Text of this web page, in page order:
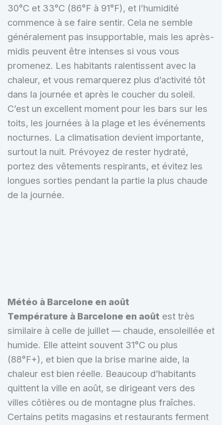
30°C et 33°C (86°F à 91°F), et l’humidité
commence à se faire sentir. Cela ne semble
généralement pas insupportable, mais les après-
midis peuvent être intenses si vous vous
promenez. Les habitants ralentissent avec la
chaleur, et vous remarquerez plus d’activité tôt
dans la journée et après le coucher du soleil.
C’est un excellent moment pour les bars sur les
toits, les journées à la plage et les événements
nocturnes. La climatisation devient importante,
surtout la nuit. Prévoyez de rester hydraté,
portez des vêtements respirants, et évitez les
longues sorties pendant la partie la plus chaude
de la journée.
Météo à Barcelone en août
Température à Barcelone en août est très
similaire à celle de juillet — chaude, ensoleillée et
humide. Elle atteint souvent 31°C ou plus
(88°F+), et bien que la brise marine aide, la
chaleur est bien réelle. Beaucoup d’habitants
quittent la ville en août, se dirigeant vers des
villes côtières ou de montagne plus fraîches.
Certains petits magasins et restaurants ferment